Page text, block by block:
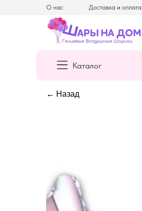
Доставка и оплата
О нас
Каталог
← Назад